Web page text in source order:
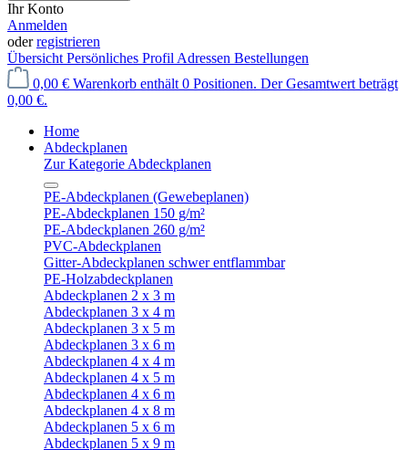
Ihr Konto
Anmelden
oderregistrieren
Übersicht Persönliches Profil Adressen Bestellungen
0,00 € Warenkorb enthält 0 Positionen. Der Gesamtwert beträgt
0,00 €.
Home
Abdeckplanen
Zur Kategorie Abdeckplanen
PE-Abdeckplanen (Gewebeplanen)
PE-Abdeckplanen 150 g/m²
PE-Abdeckplanen 260 g/m²
PVC-Abdeckplanen
Gitter-Abdeckplanen schwer entflammbar
PE-Holzabdeckplanen
Abdeckplanen 2 x 3 m
Abdeckplanen 3 x 4 m
Abdeckplanen 3 x 5 m
Abdeckplanen 3 x 6 m
Abdeckplanen 4 x 4 m
Abdeckplanen 4 x 5 m
Abdeckplanen 4 x 6 m
Abdeckplanen 4 x 8 m
Abdeckplanen 5 x 6 m
Abdeckplanen 5 x 9 m